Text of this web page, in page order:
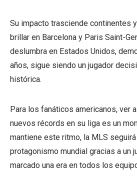
Su impacto trasciende continentes
brillar en Barcelona y Paris Saint-
deslumbra en Estados Unidos,
años, sigue siendo un jugador
histórica.
Para los fanáticos americanos, ver
nuevos récords en su liga es un
mantiene este ritmo, la MLS
protagonismo mundial gracias a un
marcado una era en todos los